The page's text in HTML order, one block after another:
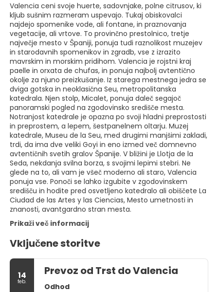
Valencia ceni svoje huerte, sadovnjake, polne citrusov, ki
kljub sušnim razmeram uspevajo. Tukaj obiskovalci
najdejo spomenike vode, ali fontane, in praznovanja
vegetacije, ali vrtove. To provinčno prestolnico, tretje
največje mesto v Španiji, ponuja tudi raznolikost muzejev
in starodavnih spomenikov in zgradb, vse z izrazito
mavrskim in morskim pridihom. Valencia je rojstni kraj
paelle in orxata de chufas, in ponuja najbolj avtentično
okolje za njuno preizkušanje. Iz starega mestnega jedra se
dviga gotska in neoklasična Seu, metropolitanska
katedrala. Njen stolp, Micalet, ponuja daleč segajoč
panoramski pogled na zgodovinsko središče mesta.
Notranjost katedrale je opazna po svoji hladni preprostosti
in preprostem, a lepem, šestpanelnem oltarju. Muzej
katedrale, Museu de la Seu, med drugimi manjšimi zakladi,
trdi, da ima dve veliki Goyi in eno izmed več domnevno
avtentičnih svetih gralov Španije. V bližini je Llotja de la
Seda, nekdanja svilna borza, s svojimi lepimi stebri. Ne
glede na to, ali vam je všeč moderno ali staro, Valencia
ponuja vse. Ponoči se lahko izgubite v zgodovinskem
središču in hodite pred osvetljeno katedralo ali obiščete La
Ciudad de las Artes y las Ciencias, Mesto umetnosti in
znanosti, avantgardno stran mesta.
Prikaži več informacij
Vključene storitve
14
feb.
Prevoz od Trst do Valencia
Odhod